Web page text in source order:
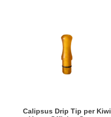
Calipsus Drip Tip per Kiwi